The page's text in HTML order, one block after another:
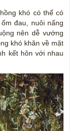
khó có thể có
đau, nuôi nấng
nên dễ vướng
khó khăn về mặt
kết hôn với nhau